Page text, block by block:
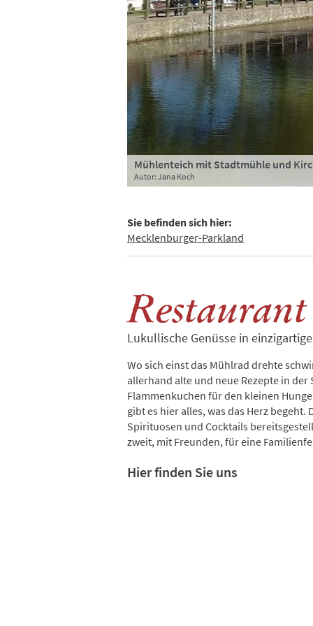
Mühlenteich mit Stadtmühle und
Autor: Jana Koch
Blick auf die Stadtmühle und den
Autor: Jana Koch
Stadtmühle Teterow
Autor: Jana Koch
Sie befinden sich hier:
Mecklenburger-Parkland
Lukullische Genüsse in
Wo sich einst das Mühlrad drehte
allerhand alte und neue Rezepte in
Flammenkuchen für den kleinen
gibt es hier alles, was das Herz begeht.
Spirituosen und Cocktails
zweit, mit Freunden, für eine
Hier finden Sie uns